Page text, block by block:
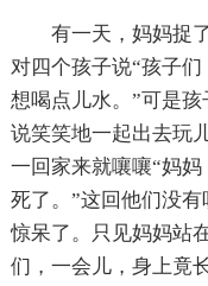
有一天，妈妈捉
对四个孩子说“孩子们
想喝点儿水。”可是
说笑笑地一起出去玩
一回家来就嚷嚷“妈
死了。”这回他们没
惊呆了。只见妈妈站
们，一会儿，身上竟